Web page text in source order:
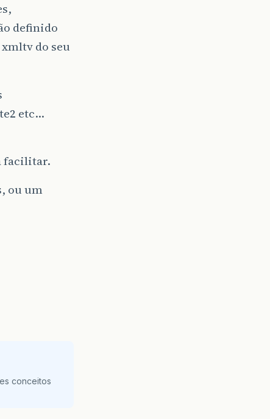
definido
do seu
etc…
facilitar.
ou um
conceitos